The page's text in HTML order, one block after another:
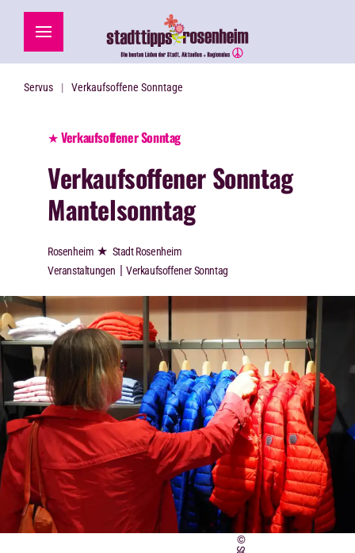
Zum Hauptinhalt springen
Servus Verkaufsoffene Sonntage
★ Verkaufsoffener Sonntag
Verkaufsoffener Sonntag
Mantelsonntag
Rosenheim ★ Stadt Rosenheim
Veranstaltungen | Verkaufsoffener Sonntag